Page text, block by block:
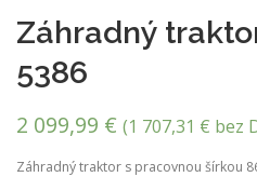
Záhradný
5386
2 099,99 € (1 707,31 € bez
Záhradný traktor s pracovnou šírkou